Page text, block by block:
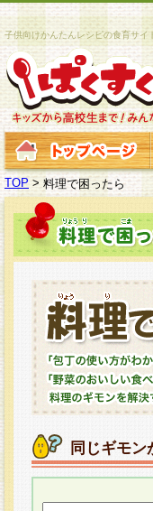
子供向けかんたんレシピの食育サイ
TOP >料理で困ったら
同じギモン